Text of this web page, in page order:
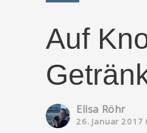
Auf
Elisa Röhr
26. Januar 2017